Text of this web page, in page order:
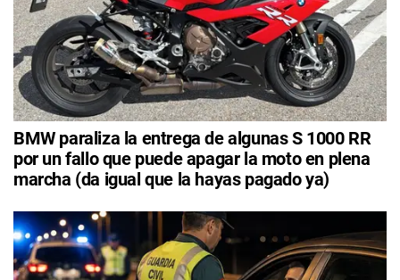
BMW paraliza la entrega de algunas S 1000 RR
por un fallo que puede apagar la moto en plena
marcha (da igual que la hayas pagado ya)